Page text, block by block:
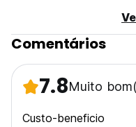
Comentários
7.8Muito bom
Custo-beneficio